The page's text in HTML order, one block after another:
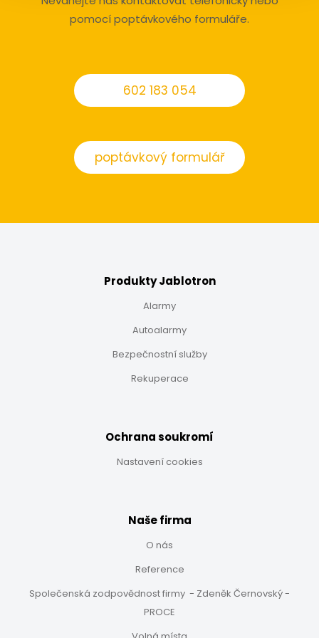
pomocí poptávkového formuláře.
602 183 054
poptávkový formulář
Produkty Jablotron
Alarmy
Autoalarmy
Bezpečnostní služby
Rekuperace
Ochrana soukromí
Nastavení cookies
Naše firma
O nás
Reference
Společenská zodpovědnost firmy - Zdeněk Černovský -
PROCE